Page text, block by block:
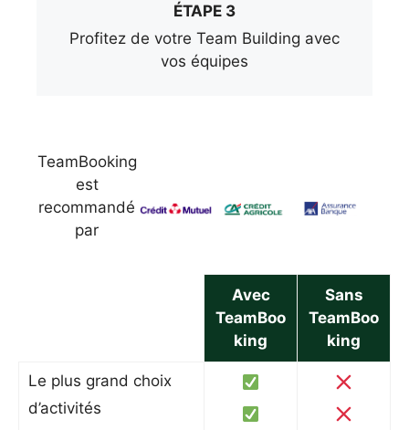
ÉTAPE 3
Profitez de votre Team Building avec
vos équipes
TeamBooking
est
recommandé
par
Avec
TeamBoo
king
Sans
TeamBoo
king
Le plus grand choix
d’activités